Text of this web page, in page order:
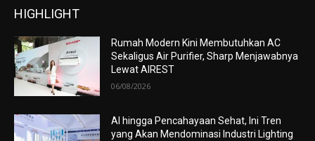
HIGHLIGHT
Rumah Modern Kini Membutuhkan AC
Sekaligus Air Purifier, Sharp Menjawabnya
Lewat AIREST
06/08/2026
AI hingga Pencahayaan Sehat, Ini Tren
yang Akan Mendominasi Industri Lighting